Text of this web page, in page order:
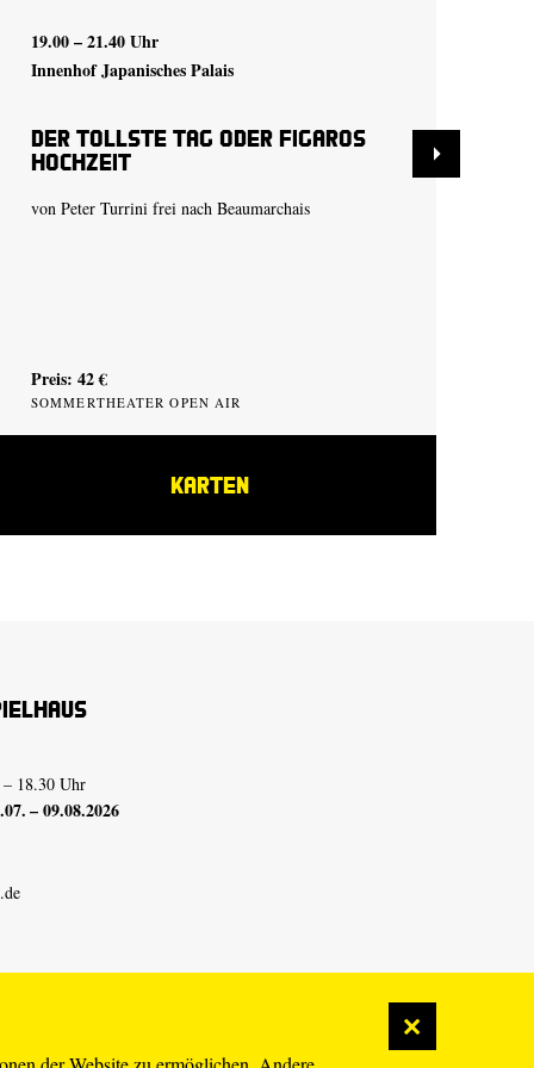
19.00 – 21.40 Uhr
Innenhof Japanisches Palais
Der tollste Tag oder Figaros
Hochzeit
von Peter Turrini frei nach Beaumarchais
Preis: 42 €
SOMMERTHEATER OPEN AIR
KARTEN
18.30 Uhr
– 09.08.2026